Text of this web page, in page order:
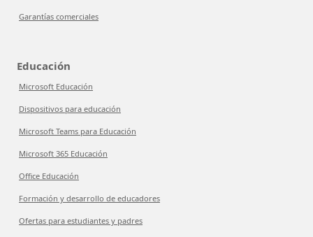
Garantías comerciales
Educación
Microsoft Educación
Dispositivos para educación
Microsoft Teams para Educación
Microsoft 365 Educación
Office Educación
Formación y desarrollo de educadores
Ofertas para estudiantes y padres